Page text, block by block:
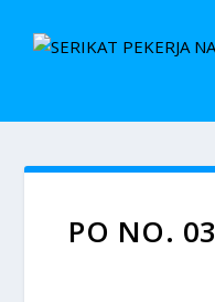
PO NO. 03